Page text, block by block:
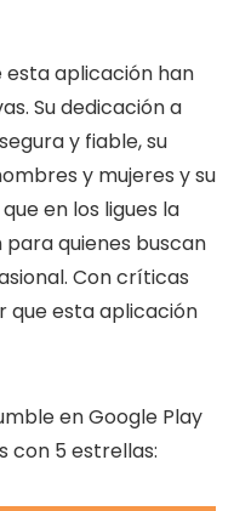
esta aplicación han
Su dedicación a
y fiable, su
y mujeres y su
en los ligues la
quienes buscan
Con críticas
que esta aplicación
en Google Play
con 5 estrellas: